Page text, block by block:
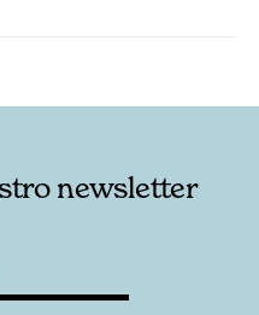
newsletter